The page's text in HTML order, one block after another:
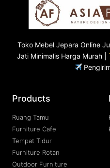
Toko Mebel Jepara Online
Jati Minimalis Harga Murah |
Products
Ruang Tamu
Furniture Cafe
Tempat Tidur
Furniture Rotan
Outdoor Furniture